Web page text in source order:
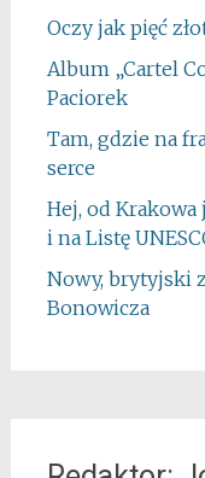
Oczy jak pięć
Album „Cartel
Paciorek
Tam, gdzie na
serce
Hej, od Krakowa
i na Listę
Nowy, brytyjski
Bonowicza